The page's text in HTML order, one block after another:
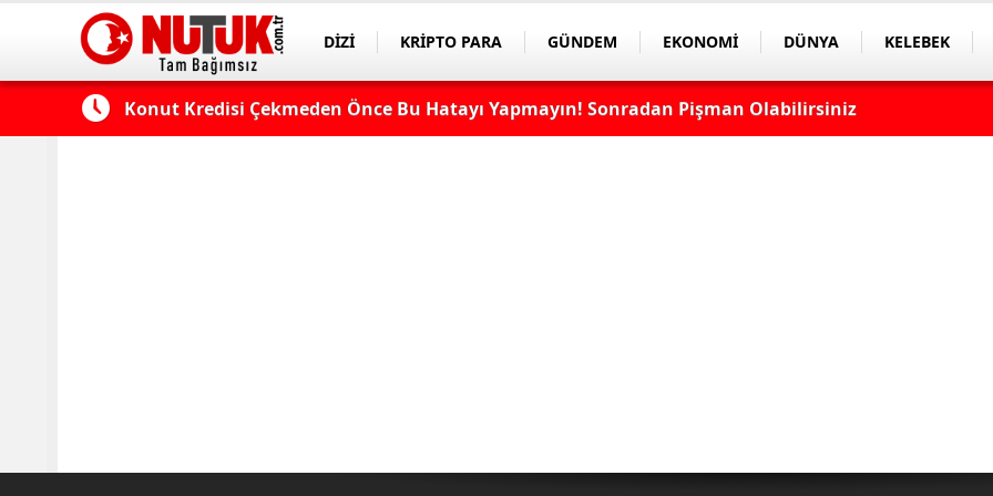
DİZİ KRİPTO PARA GÜNDEM EKONOMİ DÜNYA KELEBEK
Edilmeli? Konut Kredisi Çekmeden Önce Bu Hatayı Yapmayın! Sonradan Pişman Olabilirsiniz